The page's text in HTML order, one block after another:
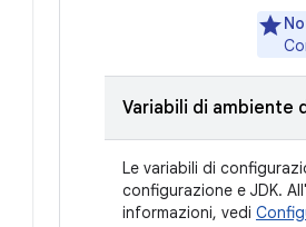
Variabili di ambiente
Le variabili di
configurazione e JDK.
informazioni, vedi